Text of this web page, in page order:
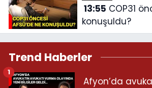
13:55
konuşuldu?
Trend Haberler
Afyon’da
1